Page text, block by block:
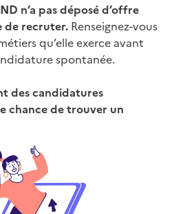
n’a pas déposé d’offre
de recruter. Renseignez-vous
qu’elle exerce avant
spontanée.
des candidatures
chance de trouver un